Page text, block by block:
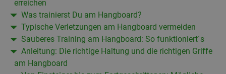
erreichen
Was trainierst Du am Hangboard?
Typische Verletzungen am Hangboard vermeiden
Sauberes Training am Hangboard: So funktioniert´s
Anleitung: Die richtige Haltung und die richtigen Griffe
am Hangboard